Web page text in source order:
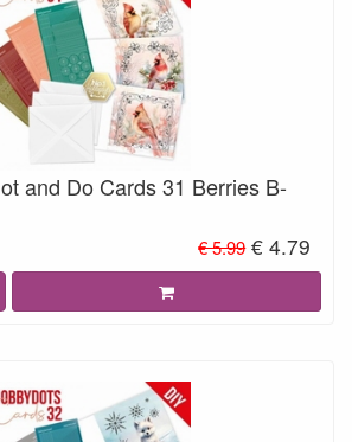
and Do Cards 31 Berries B-
€ 5.99 € 4.79